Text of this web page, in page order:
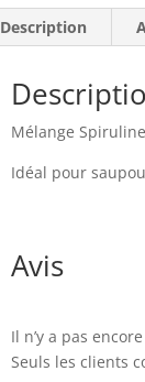
Description
Mélange
Idéal pour
Avis
Il n’y a pas encore
Seuls les clients